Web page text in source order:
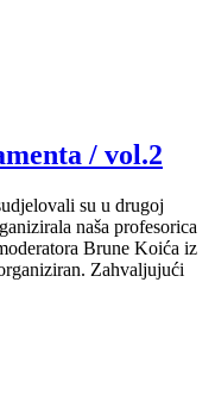
/ vol.2
su u drugoj
naša profesorica
Brune Koića iz
Zahvaljujući